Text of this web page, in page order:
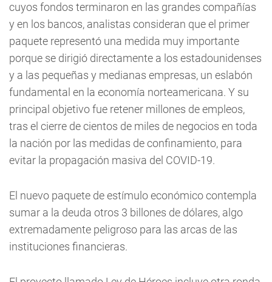
cuyos fondos terminaron en las grandes compañías
y en los bancos, analistas consideran que el primer
paquete representó una medida muy importante
porque se dirigió directamente a los estadounidenses
y a las pequeñas y medianas empresas, un eslabón
fundamental en la economía norteamericana. Y su
principal objetivo fue retener millones de empleos,
tras el cierre de cientos de miles de negocios en toda
la nación por las medidas de confinamiento, para
evitar la propagación masiva del COVID-19.
El nuevo paquete de estímulo económico contempla
sumar a la deuda otros 3 billones de dólares, algo
extremadamente peligroso para las arcas de las
instituciones financieras.